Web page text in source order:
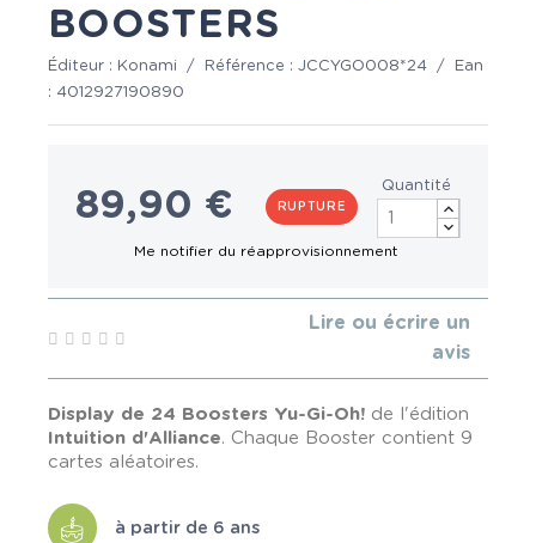
BOOSTERS
Éditeur : Konami / Référence : JCCYGO008*24 /
Ean
: 4012927190890
89,90 € RUPTURE
Quantité
Lire ou écrire un
avis
Display de 24 Boosters Yu-Gi-Oh! de l'édition
Intuition d'Alliance. Chaque Booster contient 9
cartes aléatoires.
à partir de 6 ans